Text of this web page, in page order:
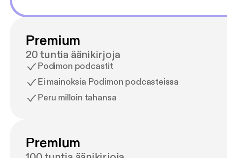
Premium
20 tuntia äänikirjoja
Podimon podcastit
Ei mainoksia Podimon podcasteissa
Peru milloin tahansa
Premium